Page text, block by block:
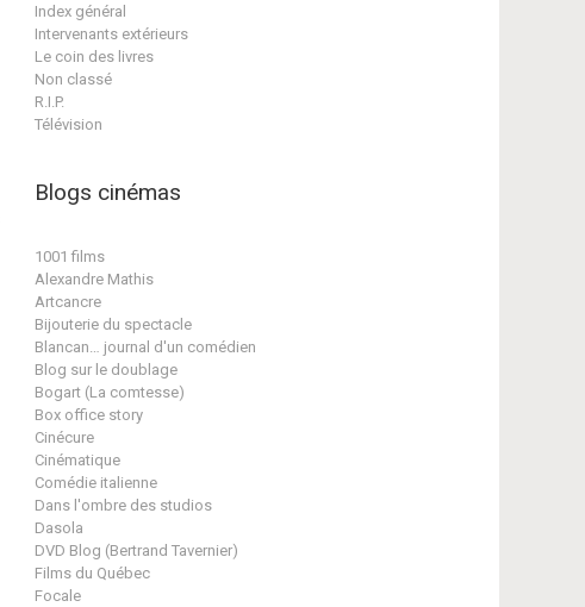
Index général
Intervenants extérieurs
Le coin des livres
Non classé
R.I.P.
Télévision
Blogs cinémas
1001 films
Alexandre Mathis
Artcancre
Bijouterie du spectacle
Blancan… journal d'un comédien
Blog sur le doublage
Bogart (La comtesse)
Box office story
Cinécure
Cinématique
Comédie italienne
Dans l'ombre des studios
Dasola
DVD Blog (Bertrand Tavernier)
Films du Québec
Focale